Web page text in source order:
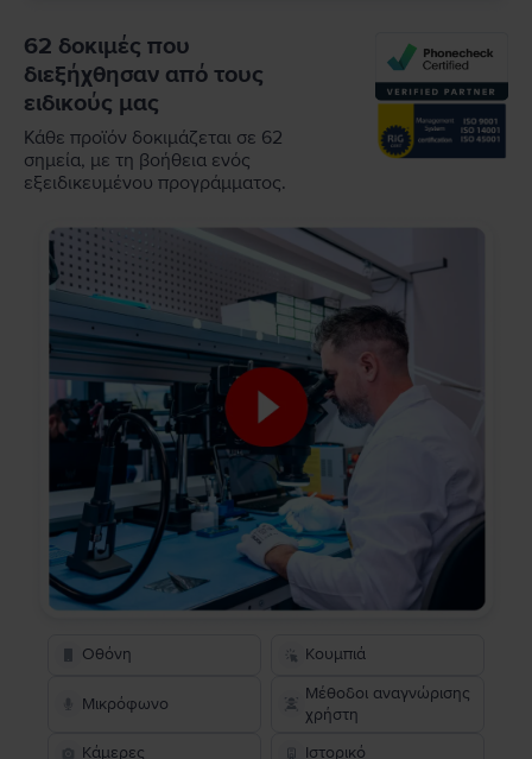
62 δοκιμές που
διεξήχθησαν από τους
ειδικούς μας
Κάθε προϊόν δοκιμάζεται σε 62
σημεία, με τη βοήθεια ενός
εξειδικευμένου προγράμματος.
Οθόνη Κουμπιά
Μικρόφωνο
Μέθοδοι αναγνώρισης
χρήστη
Κάμερες
Ιστορικό